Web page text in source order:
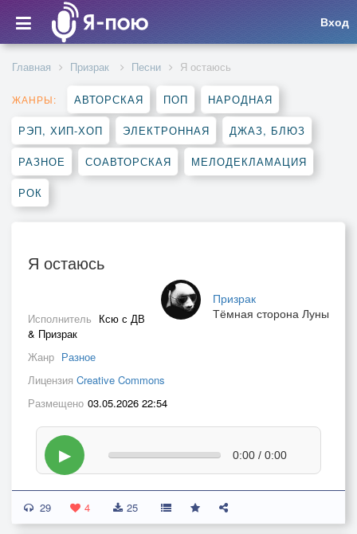
Вход
Главная Призрак Песни Я остаюсь
ЖАНРЫ: АВТОРСКАЯ ПОП НАРОДНАЯ
РЭП, ХИП-ХОП ЭЛЕКТРОННАЯ ДЖАЗ, БЛЮЗ
РАЗНОЕ СОАВТОРСКАЯ МЕЛОДЕКЛАМАЦИЯ
РОК
Я остаюсь
Призрак
Тёмная сторона Луны
Исполнитель Ксю с ДВ
& Призрак
Жанр Разное
Лицензия Creative Commons
Размещено 03.05.2026 22:54
▶ 0:00 / 0:00
29 4 25